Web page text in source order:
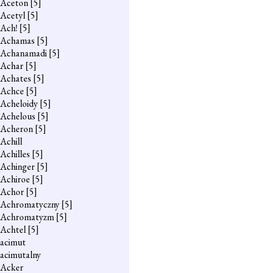
Aceton[5]
Acetyl[5]
Ach! [5]
Achamas [5]
Achanamadi[5]
Achar[5]
Achates [5]
Achce [5]
Acheloidy[5]
Achelous [5]
Acheron[5]
Achill
Achilles [5]
Achinger[5]
Achiroe [5]
Achor[5]
Achromatyczny[5]
Achromatyzm[5]
Achtel[5]
acimut
acimutalny
Acker